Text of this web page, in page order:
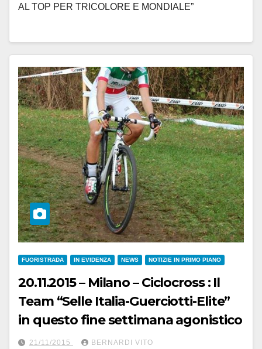
AL TOP PER TRICOLORE E MONDIALE”
FUORISTRADA IN EVIDENZA NEWS NOTIZIE IN PRIMO PIANO
20.11.2015 – Milano – Ciclocross : Il
Team “Selle Italia-Guerciotti-Elite”
in questo fine settimana agonistico
21/11/2015 BERNARDI VITO